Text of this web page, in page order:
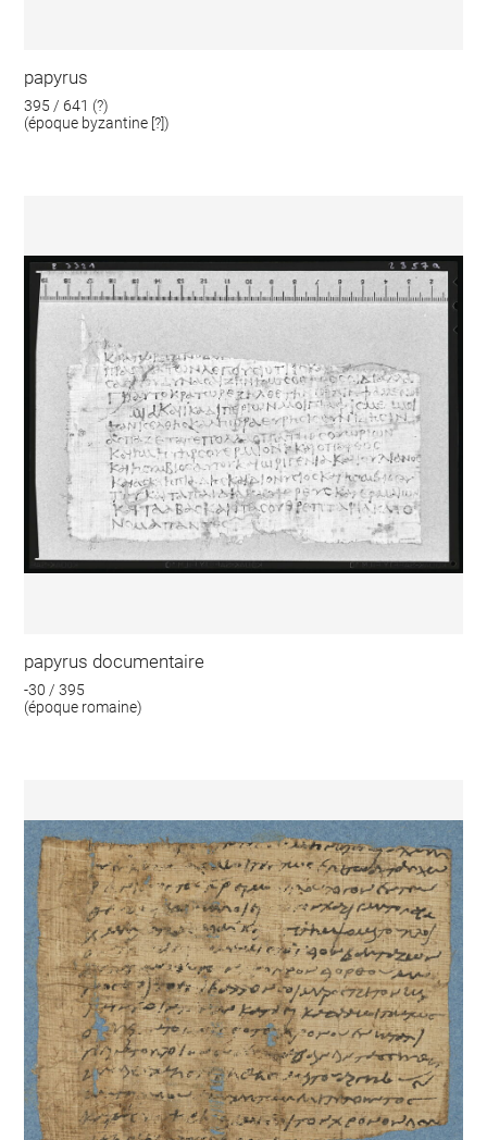
papyrus
395 / 641 (?)
(époque byzantine [?])
papyrus documentaire
-30 / 395
(époque romaine)